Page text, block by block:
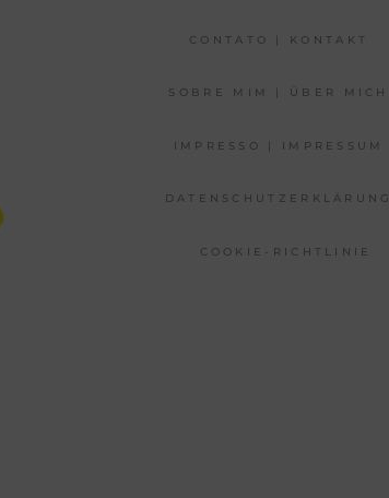
CONTATO | KONTAKT
SOBRE MIM | ÜBER MICH
IMPRESSO | IMPRESSUM
DATENSCHUTZERKLÄRUNG
COOKIE-RICHTLINIE